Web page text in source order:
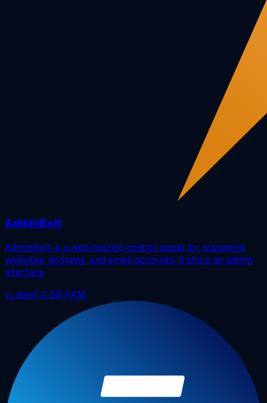
AdminBolt
AdminBolt is a web hosting control panel for managing
websites, domains, and email accounts. It ships an admin
interface
vLatest 2 GB RAM